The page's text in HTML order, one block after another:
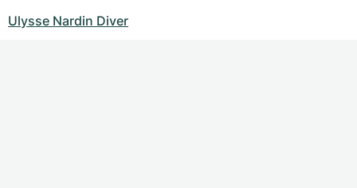
Ulysse Nardin Diver